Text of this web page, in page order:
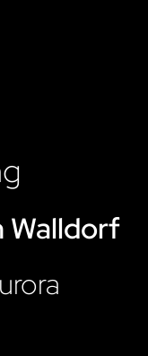
Walldorf